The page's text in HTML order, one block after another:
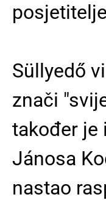
Süllyedő
znači
također je
Jánosa
nastao